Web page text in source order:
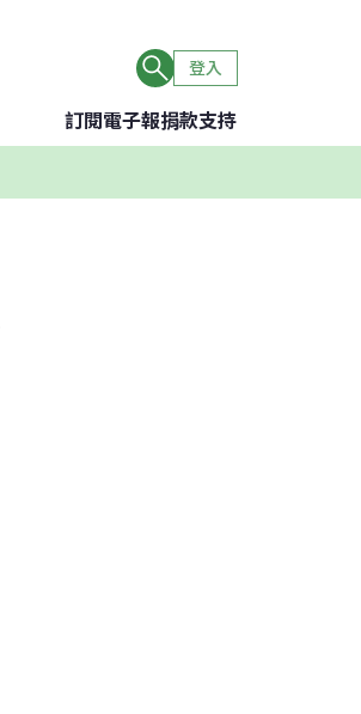
登入
訂閱電子報捐款支持